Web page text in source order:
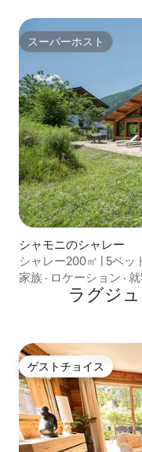
スーパーホスト
スーパーホスト
シャモニのシャレー
シャレー200㎡ | 5ベッ
家族 · ロケーション ·
ラグジ
ゲストチョイス
ゲストチョイス